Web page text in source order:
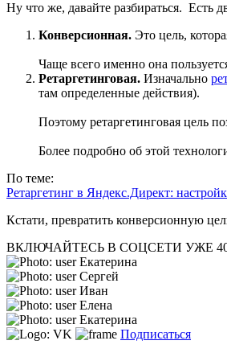
Ну что же, давайте разбираться. Есть
Конверсионная. Это цель,
Чаще всего именно она
Ретаргетинговая. Изначально
там определенные действия).
Поэтому ретаргетинговая цель
Более подробно об этой
По теме:
Ретаргетинг в Яндекс.Директ:
Кстати, превратить конверсионную
ВКЛЮЧАЙТЕСЬ В СОЦСЕТИ УЖЕ
Екатерина
Сергей
Иван
Елена
Екатерина
Подписаться